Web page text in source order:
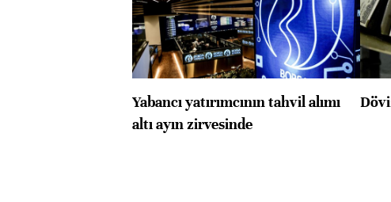
Yabancı yatırımcının tahvil alımı
altı ayın zirvesinde